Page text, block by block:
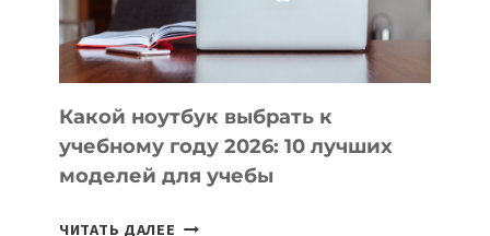
БЕЗ
СЛОЖНОГО
КОДА
Какой ноутбук выбрать к
учебному году 2026: 10 лучших
моделей для учебы
ЧИТАТЬ ДАЛЕЕ КАКОЙ